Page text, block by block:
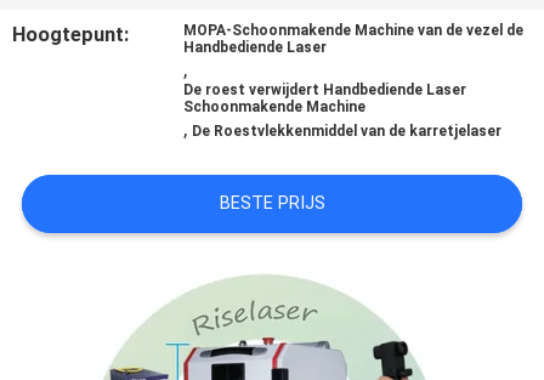
EEN
AANVRAGEN
РУССКИЙ
SITEMAP
Hoogtepunt:
MOPA-Schoonmakende Machine van de vezel de
Handbediende Laser
,
De roest verwijdert Handbediende Laser
Schoonmakende Machine
, De Roestvlekkenmiddel van de karretjelaser
BESTE PRIJS